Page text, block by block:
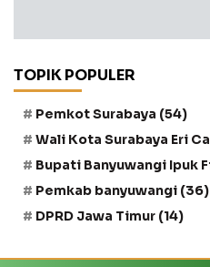
TOPIK POPULER
Pemkot Surabaya (54)
Wali Kota Surabaya Eri
Bupati Banyuwangi Ipuk
Pemkab banyuwangi (36)
DPRD Jawa Timur (14)